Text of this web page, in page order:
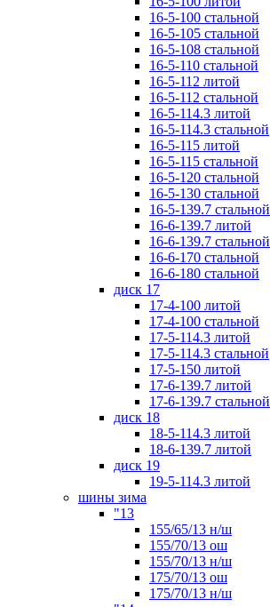
16-5-100 стальной
16-5-105 стальной
16-5-108 стальной
16-5-110 стальной
16-5-112 литой
16-5-112 стальной
16-5-114.3 литой
16-5-114.3 стальной
16-5-115 литой
16-5-115 стальной
16-5-120 стальной
16-5-130 стальной
16-5-139.7 стальной
16-6-139.7 литой
16-6-139.7 стальной
16-6-170 стальной
16-6-180 стальной
диск 17
17-4-100 литой
17-4-100 стальной
17-5-114.3 литой
17-5-114.3 стальной
17-5-150 литой
17-6-139.7 литой
17-6-139.7 стальной
диск 18
18-5-114.3 литой
18-6-139.7 литой
диск 19
19-5-114.3 литой
шины зима
"13
155/65/13 н/ш
155/70/13 ош
155/70/13 н/ш
175/70/13 ош
175/70/13 н/ш